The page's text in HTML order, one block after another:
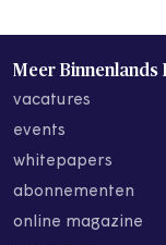
Meer Binnenlands
vacatures
events
whitepapers
abonnementen
online magazine